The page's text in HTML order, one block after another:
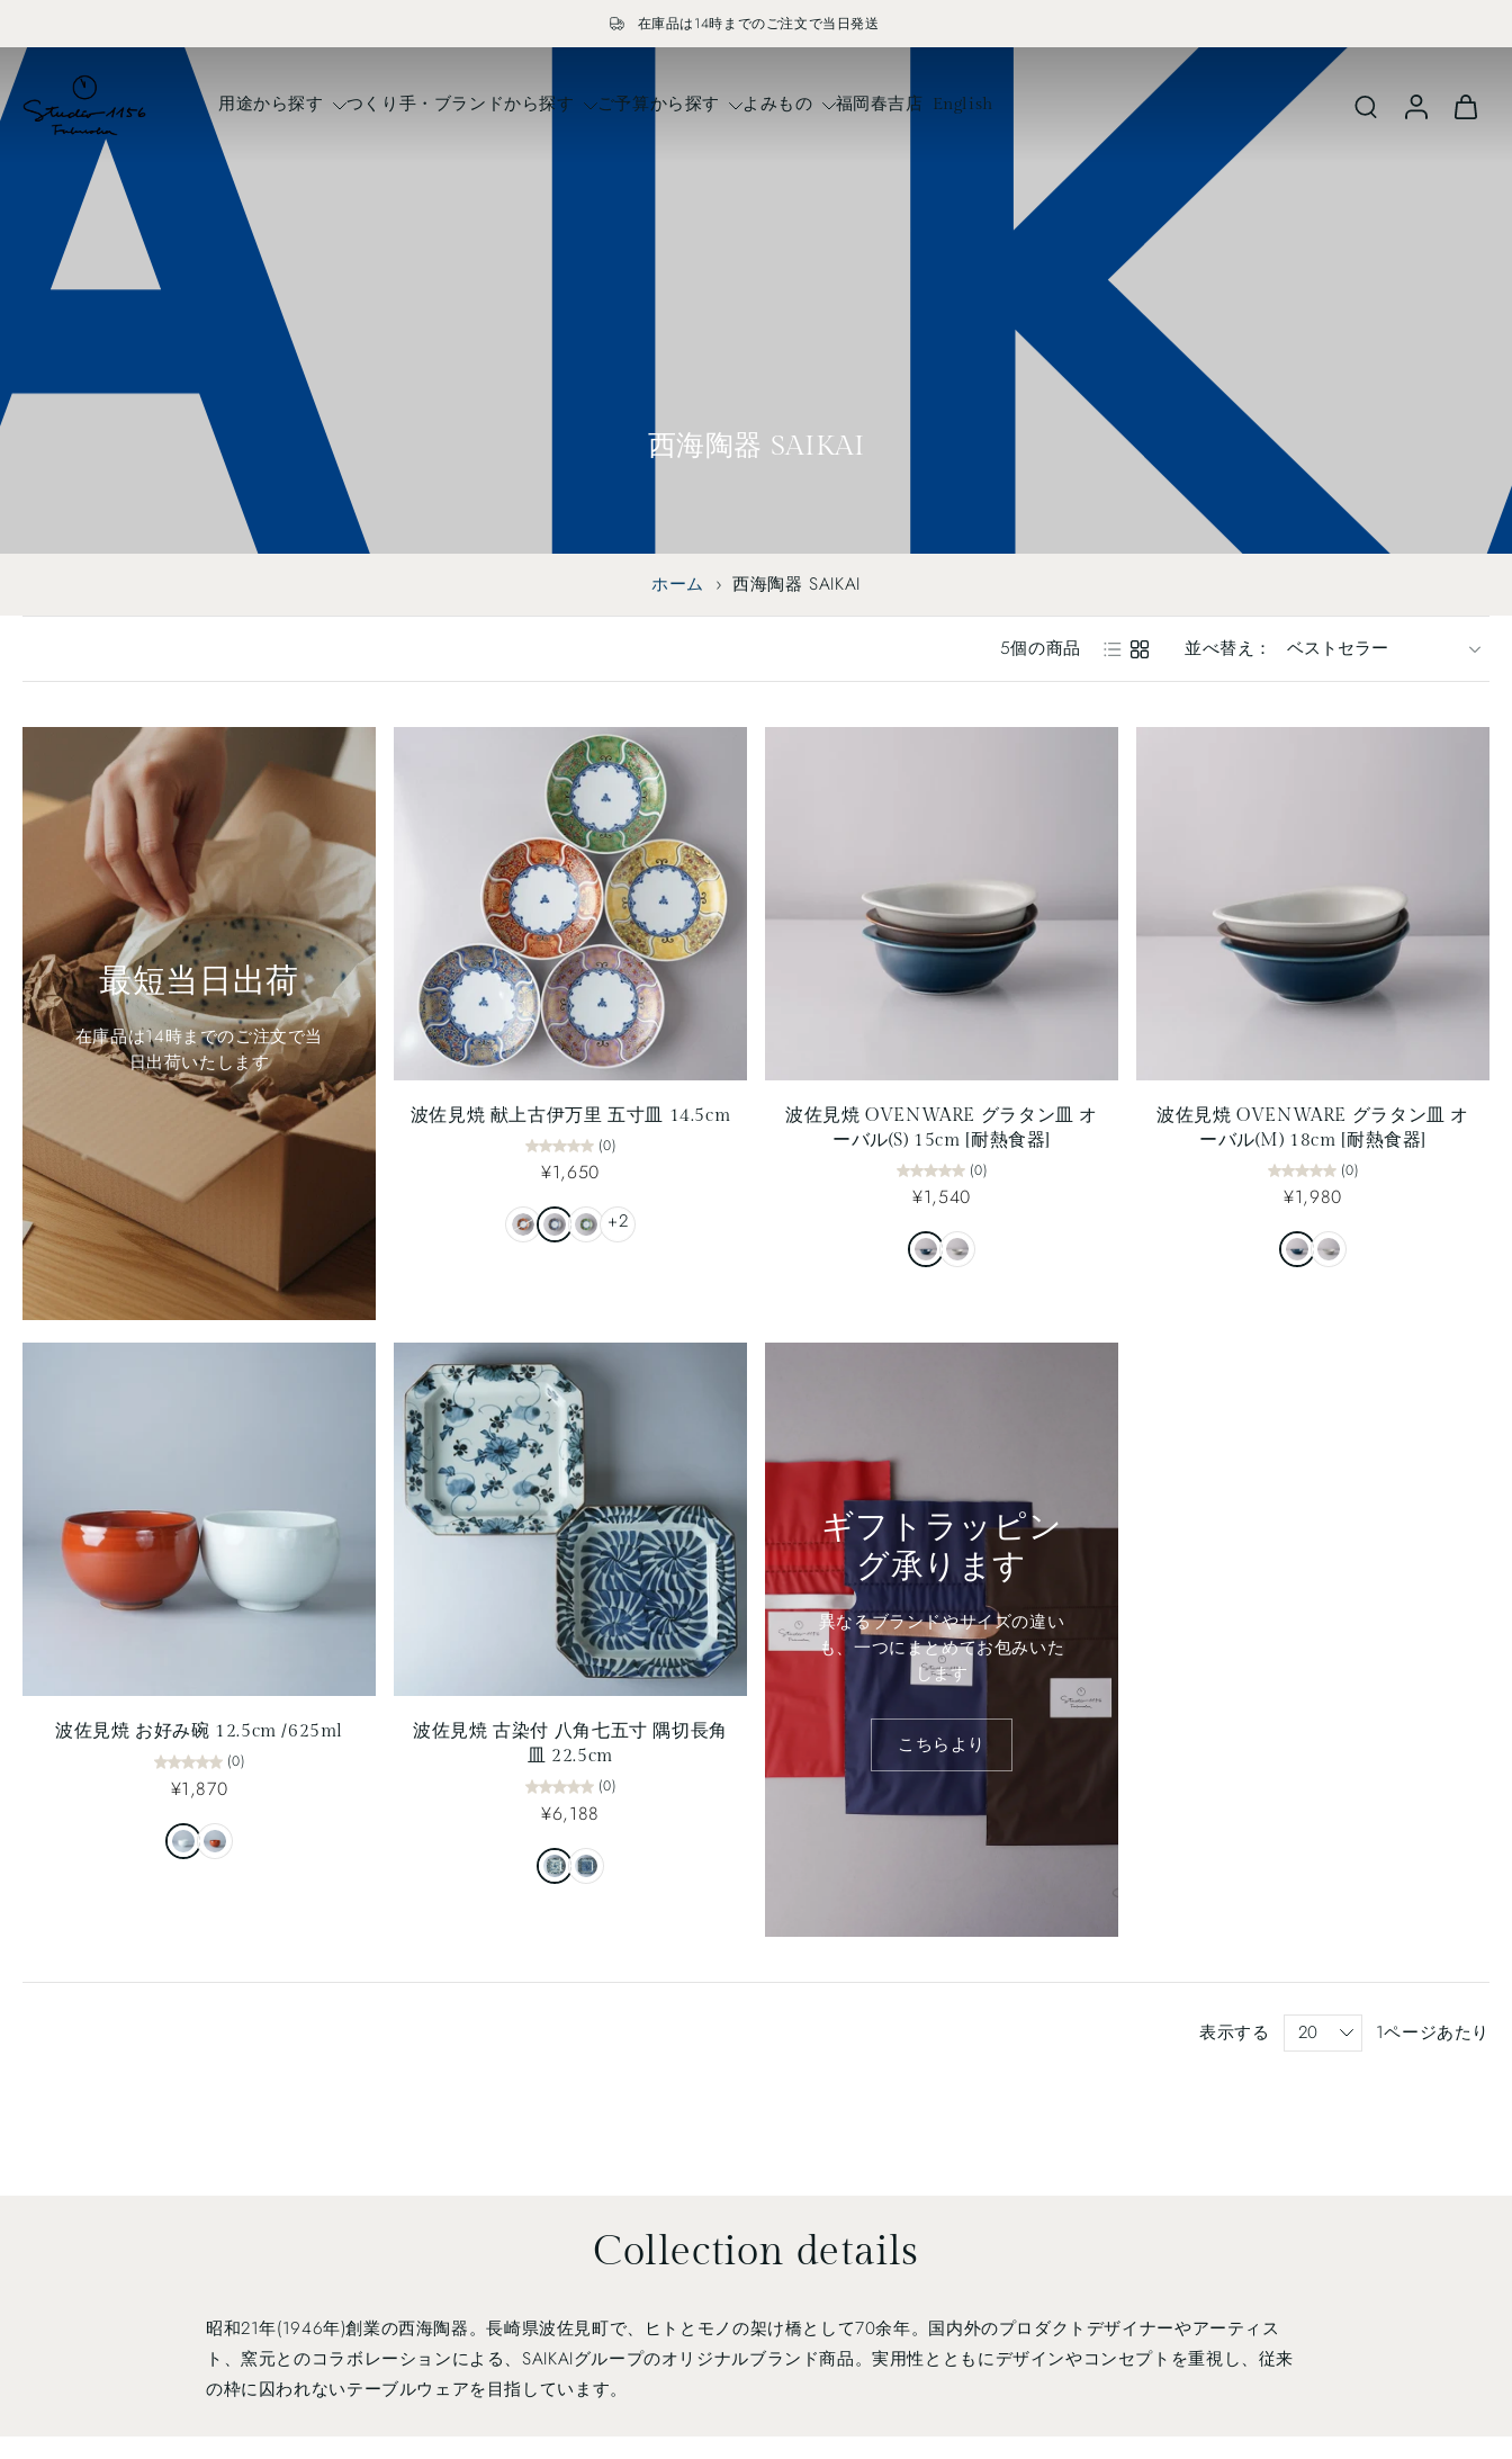
ン
ン
在庫品は14時までのご注文で当日発送
用途から探す つくり手・ブランドから探す ご予算から探す よみもの 福岡春吉店 English
西海陶器 SAIKAI
ホーム › 西海陶器 SAIKAI
5個の商品 並べ替え：
最短当日出荷
在庫品は14時までのご注文で当
日出荷いたします
波佐見焼 献上古伊万里 五寸皿 14.5cm
(0)
¥1,650
+2
波佐見焼 OVENWARE グラタン皿 オ
ーバル(S) 15cm [耐熱食器]
(0)
¥1,540
波佐見焼 OVENWARE グラタン皿 オ
ーバル(M) 18cm [耐熱食器]
(0)
¥1,980
波佐見焼 お好み碗 12.5cm /625ml
(0)
¥1,870
波佐見焼 古染付 八角七五寸 隅切長角
皿 22.5cm
(0)
¥6,188
ギフトラッピン
グ承ります
異なるブランドやサイズの違い
も、一つにまとめてお包みいた
します
こちらより
表示する 1ページあたり
Collection details
昭和21年(1946年)創業の西海陶器。長崎県波佐見町で、ヒトとモノの架け橋として70余年。国内外のプロダクトデザイナーやアーティス
ト、窯元とのコラボレーションによる、SAIKAIグループのオリジナルブランド商品。実用性とともにデザインやコンセプトを重視し、従来
の枠に囚われないテーブルウェアを目指しています。